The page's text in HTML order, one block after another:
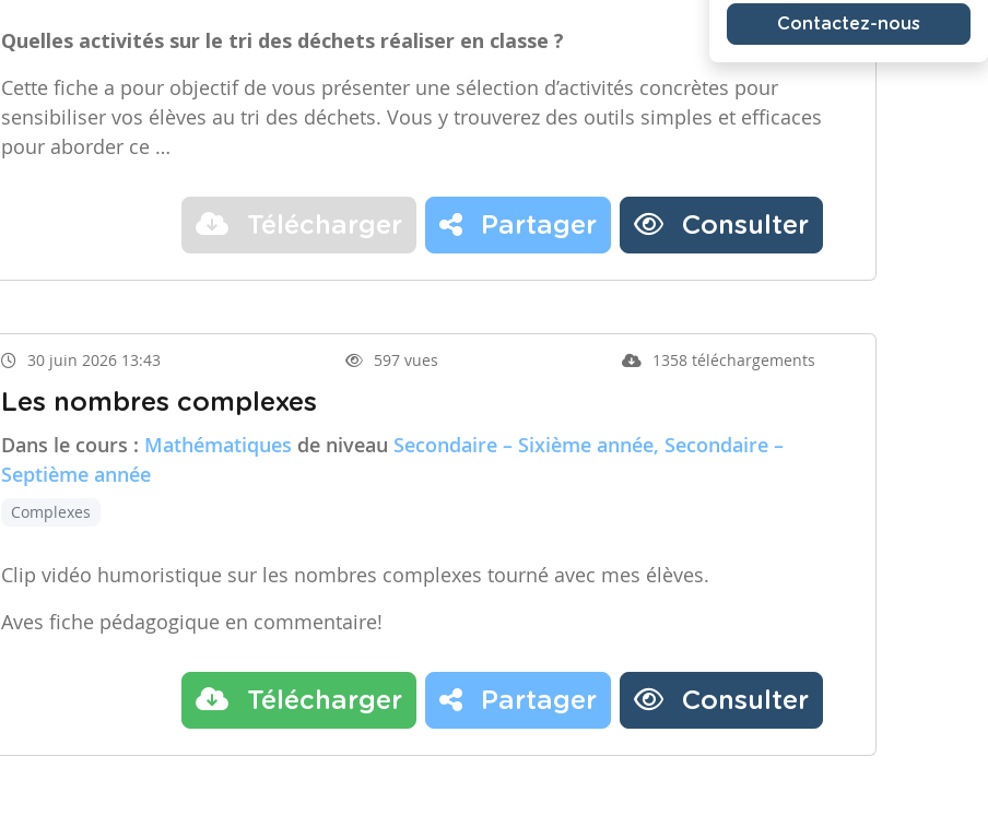
Quelles activités sur le tri des déchets réaliser en classe ?
Cette fiche a pour objectif de vous présenter une sélection d’activités concrètes pour
sensibiliser vos élèves au tri des déchets. Vous y trouverez des outils simples et efficaces
pour aborder ce …
Télécharger Partager Consulter
30 juin 2026 13:43 597 vues 1358 téléchargements
Les nombres complexes
Dans le cours : Mathématiques de niveau Secondaire – Sixième année, Secondaire –
Septième année
Complexes
Clip vidéo humoristique sur les nombres complexes tourné avec mes élèves.
Aves fiche pédagogique en commentaire!
Télécharger Partager Consulter
Contactez-nous